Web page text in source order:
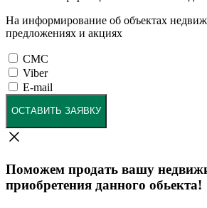
На информирование об объектах
предложениях и акциях
СМС
Viber
E-mail
ОСТАВИТЬ ЗАЯВКУ
Поможем продать вашу
приобретения данного обьекта!